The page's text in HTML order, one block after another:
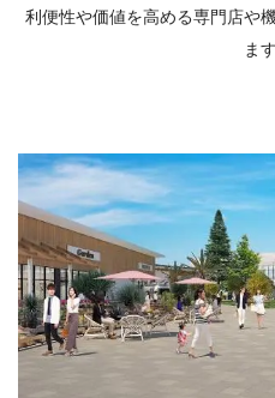
利便性や価値を高める専門店や
ま